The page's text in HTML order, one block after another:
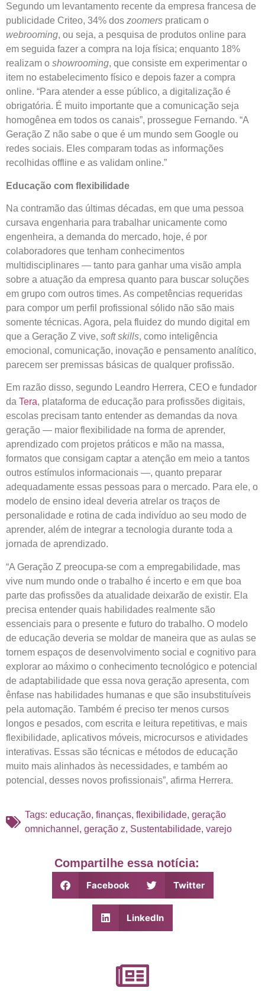
Segundo um levantamento recente da empresa francesa de
publicidade Criteo, 34% dos zoomers praticam o
webrooming, ou seja, a pesquisa de produtos online para
em seguida fazer a compra na loja física; enquanto 18%
realizam o showrooming, que consiste em experimentar o
item no estabelecimento físico e depois fazer a compra
online. “Para atender a esse público, a digitalização é
obrigatória. É muito importante que a comunicação seja
homogênea em todos os canais”, prossegue Fernando. “A
Geração Z não sabe o que é um mundo sem Google ou
redes sociais. Eles comparam todas as informações
recolhidas offline e as validam online.”
Educação com flexibilidade
Na contramão das últimas décadas, em que uma pessoa
cursava engenharia para trabalhar unicamente como
engenheira, a demanda do mercado, hoje, é por
colaboradores que tenham conhecimentos
multidisciplinares — tanto para ganhar uma visão ampla
sobre a atuação da empresa quanto para buscar soluções
em grupo com outros times. As competências requeridas
para compor um perfil profissional sólido não são mais
somente técnicas. Agora, pela fluidez do mundo digital em
que a Geração Z vive, soft skills, como inteligência
emocional, comunicação, inovação e pensamento analítico,
parecem ser premissas básicas de qualquer profissão.
Em razão disso, segundo Leandro Herrera, CEO e fundador
da Tera, plataforma de educação para profissões digitais,
escolas precisam tanto entender as demandas da nova
geração — maior flexibilidade na forma de aprender,
aprendizado com projetos práticos e mão na massa,
formatos que consigam captar a atenção em meio a tantos
outros estímulos informacionais —, quanto preparar
adequadamente essas pessoas para o mercado. Para ele, o
modelo de ensino ideal deveria atrelar os traços de
personalidade e rotina de cada indivíduo ao seu modo de
aprender, além de integrar a tecnologia durante toda a
jornada de aprendizado.
“A Geração Z preocupa-se com a empregabilidade, mas
vive num mundo onde o trabalho é incerto e em que boa
parte das profissões da atualidade deixarão de existir. Ela
precisa entender quais habilidades realmente são
essenciais para o presente e futuro do trabalho. O modelo
de educação deveria se moldar de maneira que as aulas se
tornem espaços de desenvolvimento social e cognitivo para
explorar ao máximo o conhecimento tecnológico e potencial
de adaptabilidade que essa nova geração apresenta, com
ênfase nas habilidades humanas e que são insubstituíveis
pela automação. Também é preciso ter menos cursos
longos e pesados, com escrita e leitura repetitivas, e mais
flexibilidade, aplicativos móveis, microcursos e atividades
interativas. Essas são técnicas e métodos de educação
muito mais alinhados às necessidades, e também ao
potencial, desses novos profissionais”, afirma Herrera.
Tags: educação, finanças, flexibilidade, geração
omnichannel , geração z, Sustentabilidade, varejo
Compartilhe essa notícia:
Facebook Twitter
LinkedIn